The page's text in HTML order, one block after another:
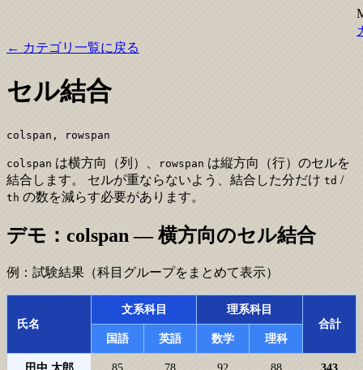
← カテゴリ一覧に戻る
セル結合
colspan, rowspan
colspan は横方向（列）、 rowspan は縦方向（行）のセルを
結合します。 セルが重ならないよう、結合した分だけ td /
th の数を減らす必要があります。
デモ：colspan — 横方向のセル結合
例：試験結果（科目グループをまとめて表示）
氏名
文系科目
理系科目
合計
国語
英語 数学 理科
田中 太郎 85 78 92 88 343